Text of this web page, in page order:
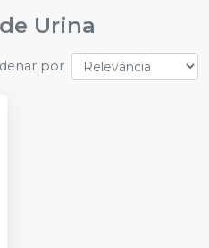
Urina
por